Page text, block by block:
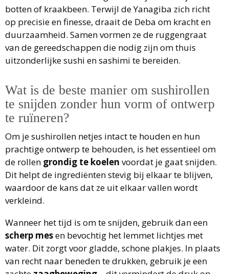
botten of kraakbeen. Terwijl de Yanagiba zich richt
op precisie en finesse, draait de Deba om kracht en
duurzaamheid. Samen vormen ze de ruggengraat
van de gereedschappen die nodig zijn om thuis
uitzonderlijke sushi en sashimi te bereiden.
Wat is de beste manier om sushirollen
te snijden zonder hun vorm of ontwerp
te ruïneren?
Om je sushirollen netjes intact te houden en hun
prachtige ontwerp te behouden, is het essentieel om
de rollen grondig te koelen voordat je gaat snijden.
Dit helpt de ingrediënten stevig bij elkaar te blijven,
waardoor de kans dat ze uit elkaar vallen wordt
verkleind.
Wanneer het tijd is om te snijden, gebruik dan een
scherp mesen bevochtig het lemmet lichtjes met
water. Dit zorgt voor gladde, schone plakjes. In plaats
van recht naar beneden te drukken, gebruik je een